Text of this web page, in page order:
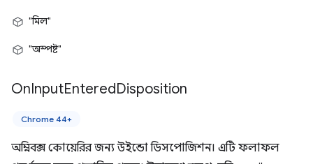
"মিল"
"অস্পষ্ট"
OnInputEnteredDisposition
Chrome 44+
অম্নিবক্স কোয়েরির জন্য উইন্ডো ডিসপোজিশন। এটি ফলাফল